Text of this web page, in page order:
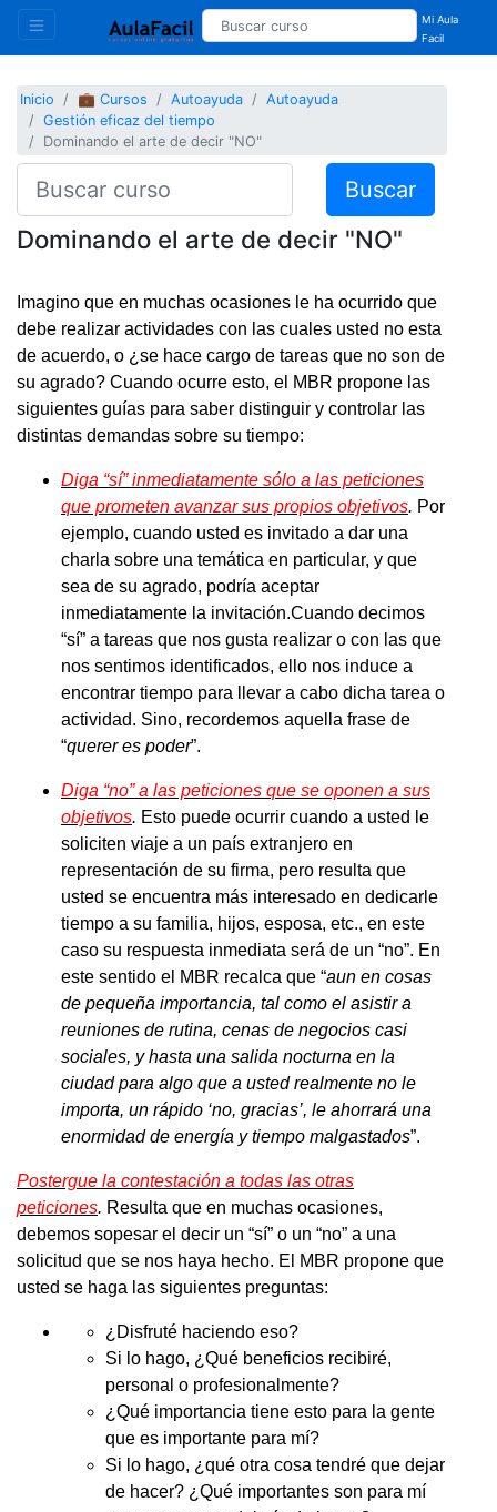
Mi Aula
Facil
Inicio 💼 Cursos Autoayuda
Autoayuda
Gestión eficaz del tiempo
Dominando el arte de decir "NO"
Buscar
Dominando el arte de decir "NO"
Imagino que en muchas ocasiones le ha ocurrido que
debe realizar actividades con las cuales usted no esta
de acuerdo, o ¿se hace cargo de tareas que no son de
su agrado? Cuando ocurre esto, el MBR propone las
siguientes guías para saber distinguir y controlar las
distintas demandas sobre su tiempo:
Diga “sí” inmediatamente sólo a las peticiones
que prometen avanzar sus propios objetivos. Por
ejemplo, cuando usted es invitado a dar una
charla sobre una temática en particular, y que
sea de su agrado, podría aceptar
inmediatamente la invitación.Cuando decimos
“sí” a tareas que nos gusta realizar o con las que
nos sentimos identificados, ello nos induce a
encontrar tiempo para llevar a cabo dicha tarea o
actividad. Sino, recordemos aquella frase de
“querer es poder”.
Diga “no” a las peticiones que se oponen a sus
objetivos. Esto puede ocurrir cuando a usted le
soliciten viaje a un país extranjero en
representación de su firma, pero resulta que
usted se encuentra más interesado en dedicarle
tiempo a su familia, hijos, esposa, etc., en este
caso su respuesta inmediata será de un “no”. En
este sentido el MBR recalca que “aun en cosas
de pequeña importancia, tal como el asistir a
reuniones de rutina, cenas de negocios casi
sociales, y hasta una salida nocturna en la
ciudad para algo que a usted realmente no le
importa, un rápido ‘no, gracias’, le ahorrará una
enormidad de energía y tiempo malgastados”.
Postergue la contestación a todas las otras
peticiones. Resulta que en muchas ocasiones,
debemos sopesar el decir un “sí” o un “no” a una
solicitud que se nos haya hecho. El MBR propone que
usted se haga las siguientes preguntas:
¿Disfruté haciendo eso?
Si lo hago, ¿Qué beneficios recibiré,
personal o profesionalmente?
¿Qué importancia tiene esto para la gente
que es importante para mí?
Si lo hago, ¿qué otra cosa tendré que dejar
de hacer? ¿Qué importantes son para mí